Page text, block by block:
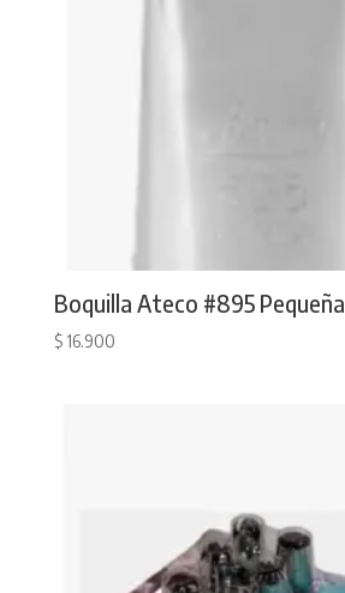
Boquilla Ateco #895 Pequeña
$16.900